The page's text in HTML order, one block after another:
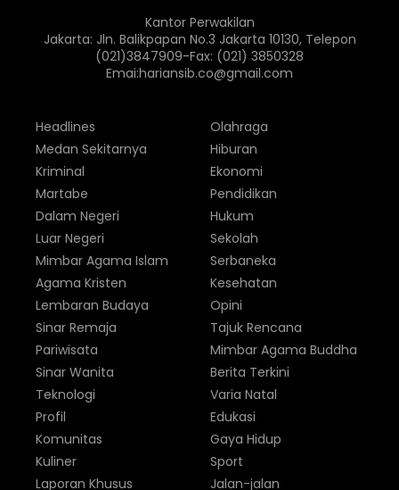
Kantor Perwakilan
Jakarta: Jln. Balikpapan No.3 Jakarta 10130, Telepon
(021)3847909-Fax: (021) 3850328
Emai:hariansib.co@gmail.com
Headlines
Medan Sekitarnya
Kriminal
Martabe
Dalam Negeri
Luar Negeri
Olahraga
Hiburan
Ekonomi
Pendidikan
Hukum
Sekolah
Mimbar Agama Islam
Agama Kristen
Lembaran Budaya
Sinar Remaja
Pariwisata
Sinar Wanita
Serbaneka
Kesehatan
Opini
Tajuk Rencana
Mimbar Agama Buddha
Berita Terkini
Teknologi
Profil
Komunitas
Kuliner
Laporan Khusus
Varia Natal
Edukasi
Gaya Hidup
Sport
Jalan-jalan